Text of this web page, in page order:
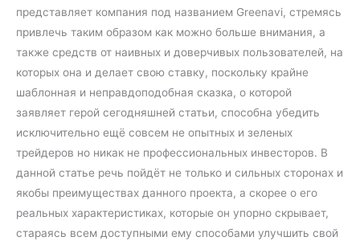
представляет компания под названием Greenavi, стремясь
привлечь таким образом как можно больше внимания, а
также средств от наивных и доверчивых пользователей, на
которых она и делает свою ставку, поскольку крайне
шаблонная и неправдоподобная сказка, о которой
заявляет герой сегодняшней статьи, способна убедить
исключительно ещё совсем не опытных и зеленых
трейдеров но никак не профессиональных инвесторов. В
данной статье речь пойдёт не только и сильных сторонах и
якобы преимуществах данного проекта, а скорее о его
реальных характеристиках, которые он упорно скрывает,
стараясь всем доступными ему способами улучшить свой